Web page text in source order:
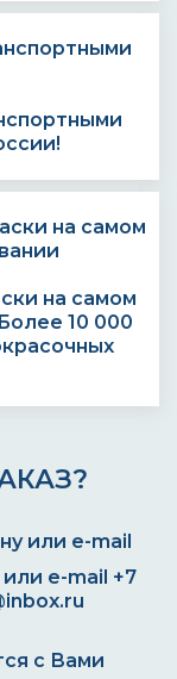
на самом
10 000
e-mail +7